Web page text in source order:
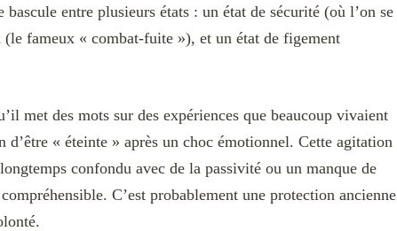
entre plusieurs états : un état de sécurité (où l’on se
fameux « combat-fuite »), et un état de figement
met des mots sur des expériences que beaucoup vivaient
« éteinte » après un choc émotionnel. Cette agitation
confondu avec de la passivité ou un manque de
C’est probablement une protection ancienne